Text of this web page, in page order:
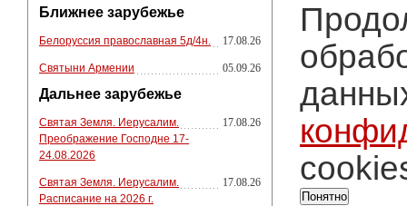
Ближнее зарубежье
Белоруссия православная 5д/4н. 17.08.26
Святыни Армении 05.09.26
Дальнее зарубежье
Святая Земля. Иерусалим.
Преображение Господне 17-
24.08.2026
17.08.26
Святая Земля. Иерусалим.
Расписание на 2026 г.
17.08.26
Понятно